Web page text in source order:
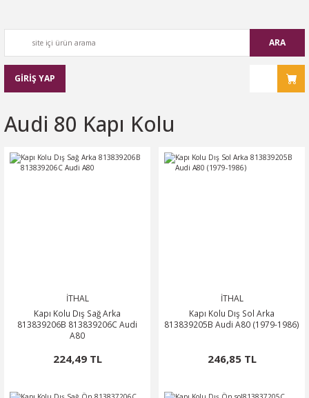
ARA
GİRİŞ YAP
Audi 80 Kapı Kolu
İTHAL
Kapı Kolu Dış Sağ Arka
813839206B 813839206C Audi
A80
224,49 TL
İTHAL
Kapı Kolu Dış Sol Arka
813839205B Audi A80 (1979-1986)
246,85 TL